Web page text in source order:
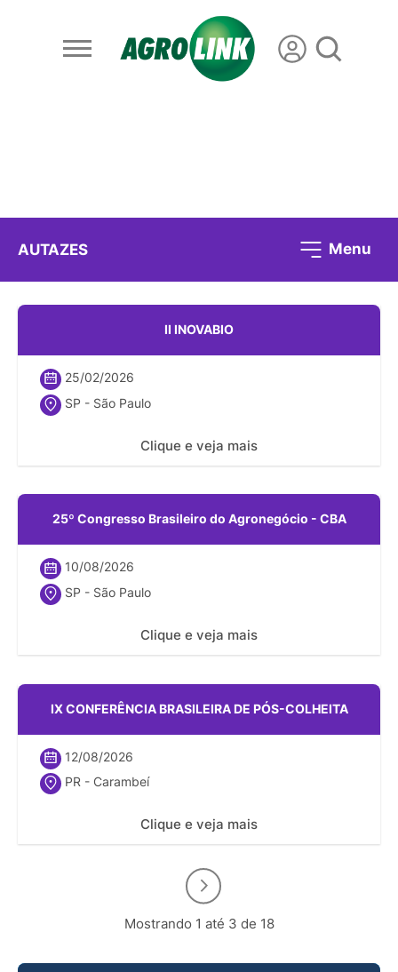
AUTAZES Menu
II INOVABIO
25/02/2026
SP - São Paulo
Clique e veja mais
25º Congresso Brasileiro do Agronegócio - CBA
10/08/2026
SP - São Paulo
Clique e veja mais
IX CONFERÊNCIA BRASILEIRA DE PÓS-COLHEITA
12/08/2026
PR - Carambeí
Clique e veja mais
Mostrando 1 até 3 de 18